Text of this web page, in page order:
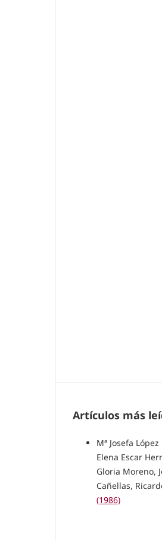
Artículos más
Mª Josefa
Elena Escar
Gloria Moreno,
Cañellas,
(1986)